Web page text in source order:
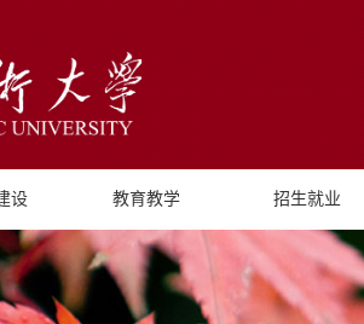
设 教育教学 招生就业